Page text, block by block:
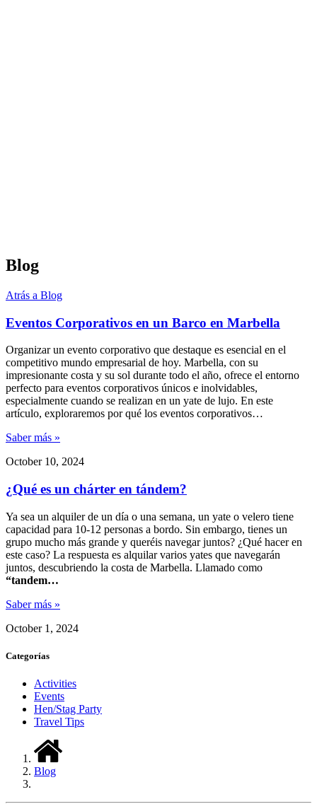
Blog
Atrás a Blog
Eventos Corporativos en un Barco en Marbella
Organizar un evento corporativo que destaque es esencial en el
competitivo mundo empresarial de hoy. Marbella, con su
impresionante costa y su sol durante todo el año, ofrece el entorno
perfecto para eventos corporativos únicos e inolvidables,
especialmente cuando se realizan en un yate de lujo. En este
artículo, exploraremos por qué los eventos corporativos…
Saber más »
October 10, 2024
¿Qué es un chárter en tándem?
Ya sea un alquiler de un día o una semana, un yate o velero tiene
capacidad para 10-12 personas a bordo. Sin embargo, tienes un
grupo mucho más grande y queréis navegar juntos? ¿Qué hacer en
este caso? La respuesta es alquilar varios yates que navegarán
juntos, descubriendo la costa de Marbella. Llamado como
“tandem…
Saber más »
October 1, 2024
Categorías
Activities
Events
Hen/Stag Party
Travel Tips
Blog